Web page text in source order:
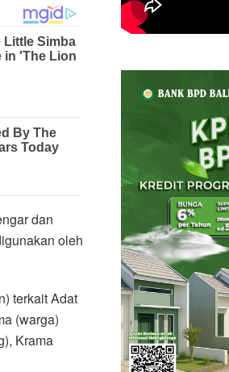
dan
oleh
terkait Adat
(warga)
Krama